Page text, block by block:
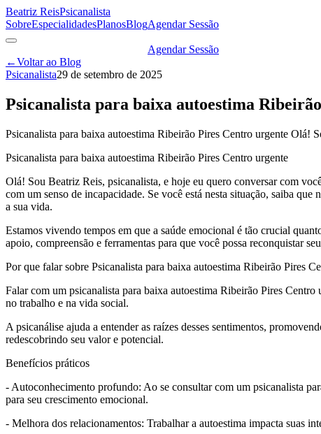
Beatriz ReisPsicanalista
SobreEspecialidadesPlanosBlogAgendar Sessão
Agendar Sessão
←Voltar ao Blog
Psicanalista29 de setembro de 2025
Psicanalista para baixa autoestima
Psicanalista para baixa autoestima Ribeirão Pires Centro urgente Olá!
Psicanalista para baixa autoestima Ribeirão Pires Centro urgente
Olá! Sou Beatriz Reis, psicanalista, e hoje eu quero conversar com
com um senso de incapacidade. Se você está nesta situação, saiba
a sua vida.
Estamos vivendo tempos em que a saúde emocional é tão crucial
apoio, compreensão e ferramentas para que você possa reconquistar
Por que falar sobre Psicanalista para baixa autoestima Ribeirão Pires
Falar com um psicanalista para baixa autoestima Ribeirão Pires
no trabalho e na vida social.
A psicanálise ajuda a entender as raízes desses sentimentos,
redescobrindo seu valor e potencial.
Benefícios práticos
- Autoconhecimento profundo: Ao se consultar com um psicanalista
para seu crescimento emocional.
- Melhora dos relacionamentos: Trabalhar a autoestima impacta suas